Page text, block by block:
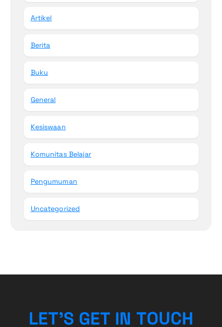
Artikel
Berita
Buku
General
Kesiswaan
Komunitas Belajar
Pengumuman
Uncategorized
LET’S GET IN TOUCH